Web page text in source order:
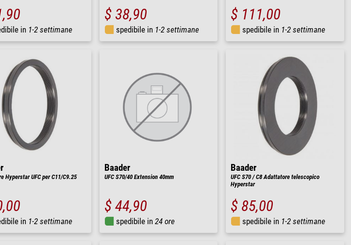
in 1-2 settimane
$ 38,90
spedibile in 1-2 settimane
$ 111,00
spedibile in 1-2 settimane
Hyperstar UFC per C11/C9.25
in 1-2 settimane
Baader
UFC S70/40 Extension 40mm
$ 44,90
spedibile in 24 ore
Baader
UFC S70 / C8 Adattatore telescopico
Hyperstar
$ 85,00
spedibile in 1-2 settimane